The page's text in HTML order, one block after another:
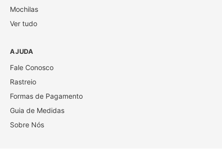
Mochilas
Ver tudo
AJUDA
Fale Conosco
Rastreio
Formas de Pagamento
Guia de Medidas
Sobre Nós